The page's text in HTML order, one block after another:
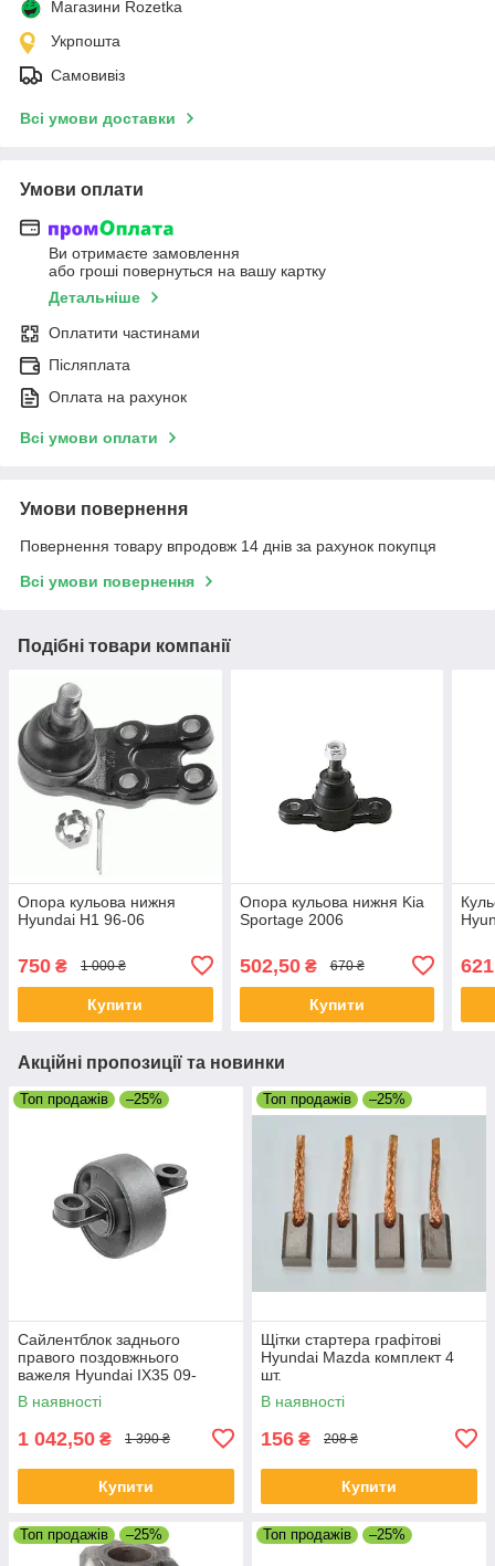
Магазини Rozetka
Укрпошта
Самовивіз
Всі умови доставки
Умови оплати
Ви отримаєте замовлення
або гроші повернуться на вашу картку
Детальніше
Оплатити частинами
Післяплата
Оплата на рахунок
Всі умови оплати
Умови повернення
Повернення товару впродовж 14 днів за рахунок покупця
Всі умови повернення
Подібні товари компанії
Опора кульова нижня
Hyundai H1 96-06
750 ₴ 1 000 ₴
Купити
Опора кульова нижня Kia
Sportage 2006
502,50₴ 670 ₴
Купити
621
Акційні пропозиції та новинки
Топ продажів –25%
Сайлентблок заднього
правого поздовжнього
важеля Hyundai IX35 09-
В наявності
1 042,50 ₴ 1 390 ₴
Купити
Топ продажів –25%
Щітки стартера графітові
Hyundai Mazda комплект 4
шт.
В наявності
156 ₴ 208 ₴
Купити
Топ продажів –25% Топ продажів –25%